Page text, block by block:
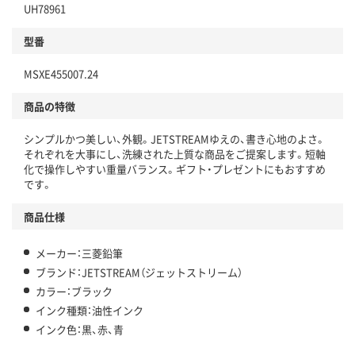
UH78961
型番
MSXE455007.24
商品の特徴
シンプルかつ美しい、外観。JETSTREAMゆえの、書き心地のよさ。
それぞれを大事にし、洗練された上質な商品をご提案します。短軸
化で操作しやすい重量バランス。ギフト・プレゼントにもおすすめ
です。
商品仕様
メーカー：三菱鉛筆
ブランド：JETSTREAM（ジェットストリーム）
カラー：ブラック
インク種類：油性インク
インク色：黒、赤、青